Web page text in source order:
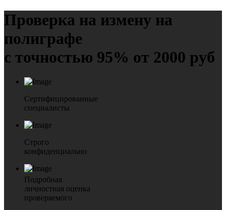
Проверка на измену на
полиграфе
с точностью 95% от 2000 руб
Сертифицированные
специалисты
Строго
конфиденциально
Подробная
личностная оценка
проверяемого